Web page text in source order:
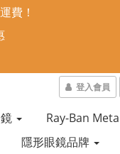
登入會員
Ray-Ban
隱形眼鏡品牌
費！